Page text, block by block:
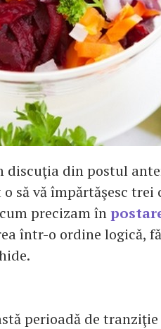
discuţia din postul
să vă împărtăşesc
precizam în
într-o ordine logică,
perioadă de